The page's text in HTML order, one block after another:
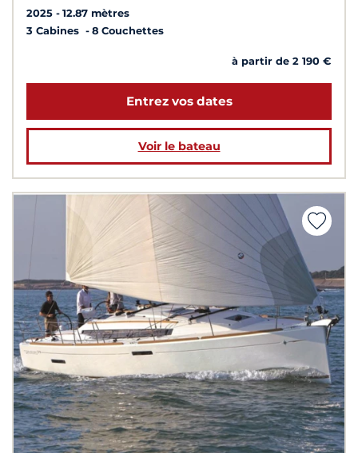
2025
12.87 mètres
3 Cabines
8 Couchettes
à partir de 2 190 €
Entrez vos dates
Voir le bateau